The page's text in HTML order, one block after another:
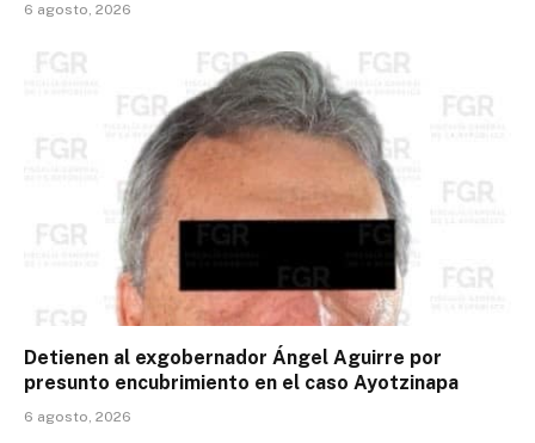
6 agosto, 2026
Detienen al exgobernador Ángel Aguirre por
presunto encubrimiento en el caso Ayotzinapa
6 agosto, 2026